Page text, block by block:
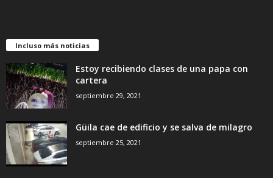
Incluso más noticias
Estoy recibiendo clases de una papa con
cartera
septiembre 29, 2021
Güila cae de edificio y se salva de milagro
septiembre 25, 2021